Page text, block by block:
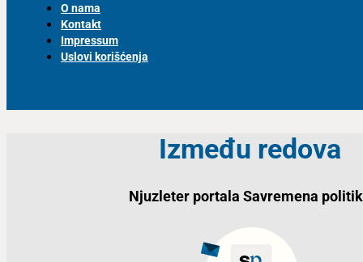
O nama
Kontakt
Impressum
Uslovi korišćenja
Između redova
Njuzleter portala Savremena